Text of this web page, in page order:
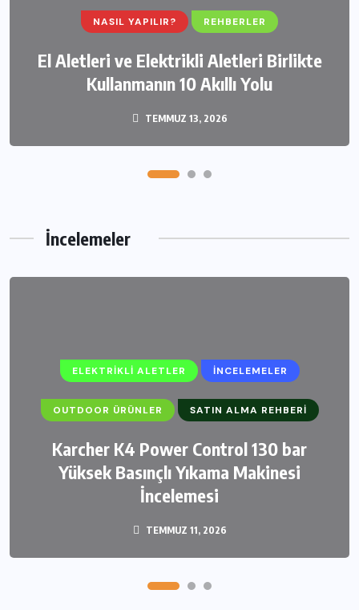
NASIL YAPILIR? REHBERLER
El Aletleri ve Elektrikli Aletleri Birlikte
Kullanmanın 10 Akıllı Yolu
TEMMUZ 13, 2026
İncelemeler
ELEKTRIKLI ALETLER İNCELEMELER
OUTDOOR ÜRÜNLER SATIN ALMA REHBERI
Karcher K4 Power Control 130 bar
Yüksek Basınçlı Yıkama Makinesi
İncelemesi
TEMMUZ 11, 2026